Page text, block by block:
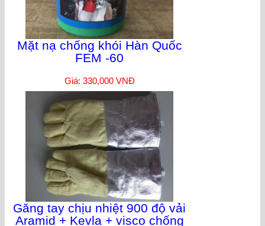
Mặt nạ chống khói Hàn Quốc
FEM -60
Giá: 330,000 VNĐ
Găng tay chịu nhiệt 900 độ vải
Aramid + Kevla + visco chống